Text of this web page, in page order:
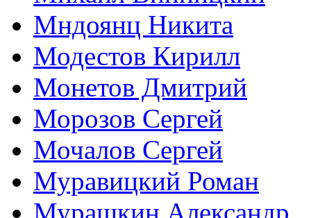
Мндоянц Никита
Модестов Кирилл
Монетов Дмитрий
Морозов Сергей
Мочалов Сергей
Муравицкий Роман